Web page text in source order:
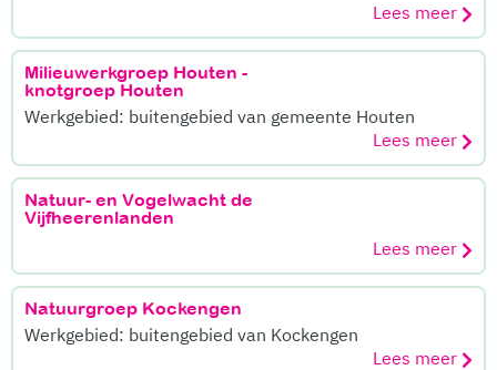
Lees meer
Milieuwerkgroep Houten -
knotgroep Houten
Werkgebied: buitengebied van gemeente Houten
Lees meer
Natuur- en Vogelwacht de
Vijfheerenlanden
Lees meer
Natuurgroep Kockengen
Werkgebied: buitengebied van Kockengen
Lees meer